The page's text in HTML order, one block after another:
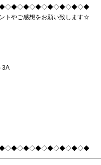
トやご感想をお願い致します☆
3A